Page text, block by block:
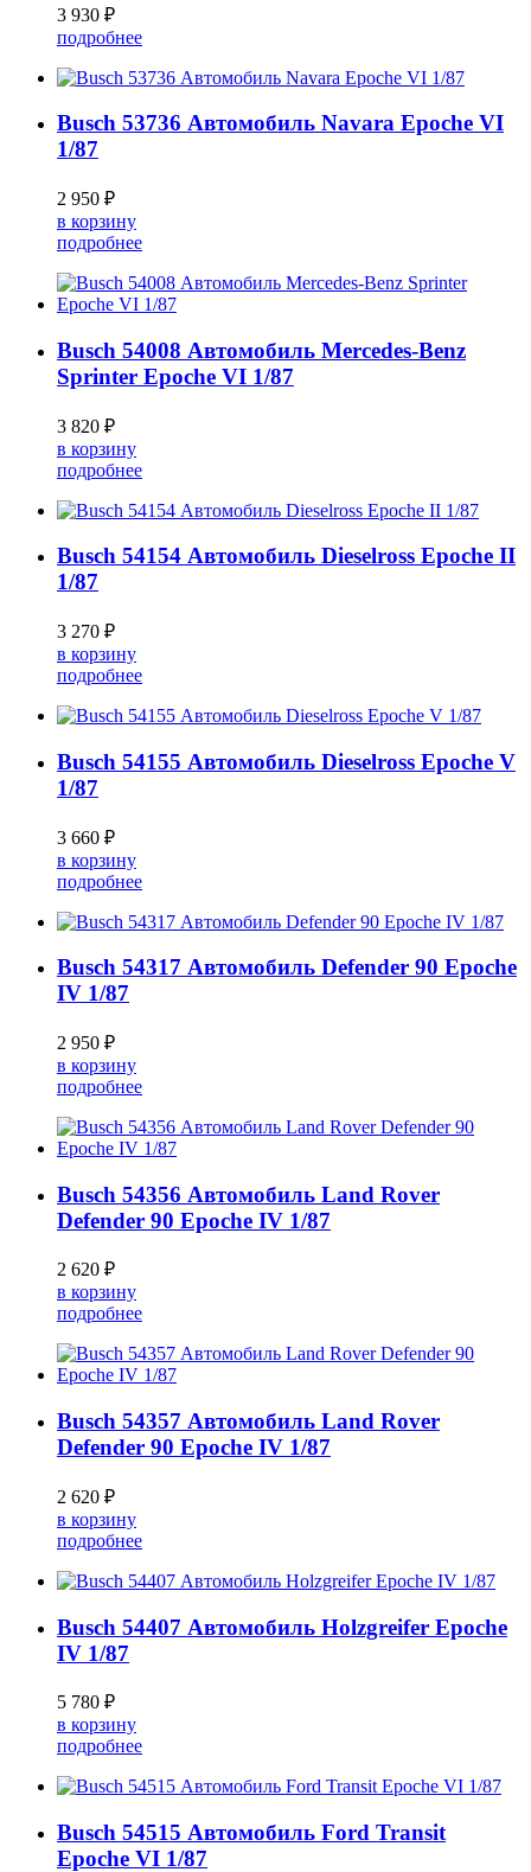
3 930 ₽
подробнее
Busch 53736 Автомобиль Navara Epoche VI
1/87
2 950 ₽
в корзину
подробнее
Busch 54008 Автомобиль Mercedes-Benz
Sprinter Epoche VI 1/87
3 820 ₽
в корзину
подробнее
Busch 54154 Автомобиль Dieselross Epoche II
1/87
3 270 ₽
в корзину
подробнее
Busch 54155 Автомобиль Dieselross Epoche V
1/87
3 660 ₽
в корзину
подробнее
Busch 54317 Автомобиль Defender 90 Epoche
IV 1/87
2 950 ₽
в корзину
подробнее
Busch 54356 Автомобиль Land Rover
Defender 90 Epoche IV 1/87
2 620 ₽
в корзину
подробнее
Busch 54357 Автомобиль Land Rover
Defender 90 Epoche IV 1/87
2 620 ₽
в корзину
подробнее
Busch 54407 Автомобиль Holzgreifer Epoche
IV 1/87
5 780 ₽
в корзину
подробнее
Busch 54515 Автомобиль Ford Transit
Epoche VI 1/87